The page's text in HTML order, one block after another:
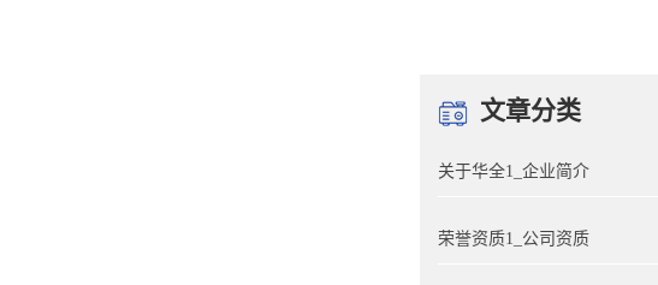
文章分类
关于华全1_企业简介
荣誉资质1_公司资质